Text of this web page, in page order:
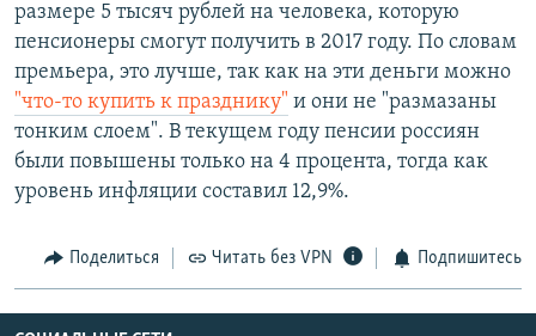
размере 5 тысяч рублей на человека, которую
пенсионеры смогут получить в 2017 году. По словам
премьера, это лучше, так как на эти деньги можно
"что-то купить к празднику" и они не "размазаны
тонким слоем". В текущем году пенсии россиян
были повышены только на 4 процента, тогда как
уровень инфляции составил 12,9%.
Поделиться Читать без VPN Подпишитесь